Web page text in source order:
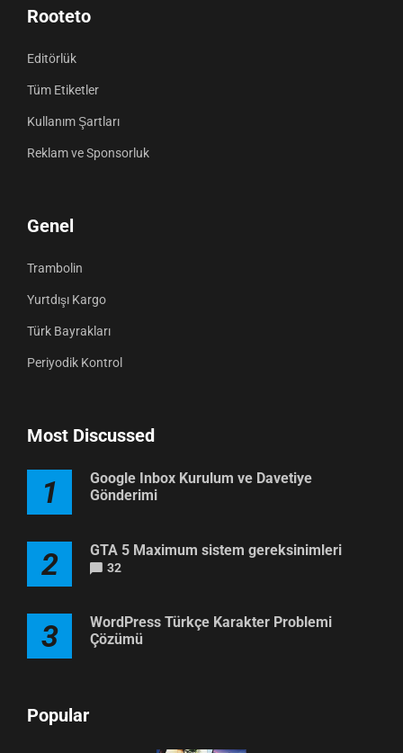
Rooteto
Editörlük
Tüm Etiketler
Kullanım Şartları
Reklam ve Sponsorluk
Genel
Trambolin
Yurtdışı Kargo
Türk Bayrakları
Periyodik Kontrol
Most Discussed
1
Google Inbox Kurulum ve Davetiye
Gönderimi
2 GTA 5 Maximum sistem gereksinimleri
32
3
WordPress Türkçe Karakter Problemi
Çözümü
Popular